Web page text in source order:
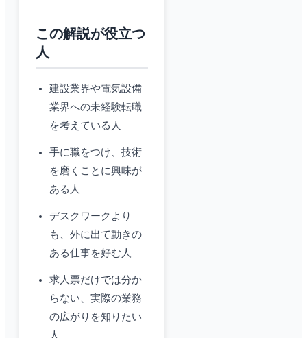
この解説が役立つ
人
建設業界や電気設備
業界への未経験転職
を考えている人
手に職をつけ、技術
を磨くことに興味が
ある人
デスクワークより
も、外に出て動きの
ある仕事を好む人
求人票だけでは分か
らない、実際の業務
の広がりを知りたい
人